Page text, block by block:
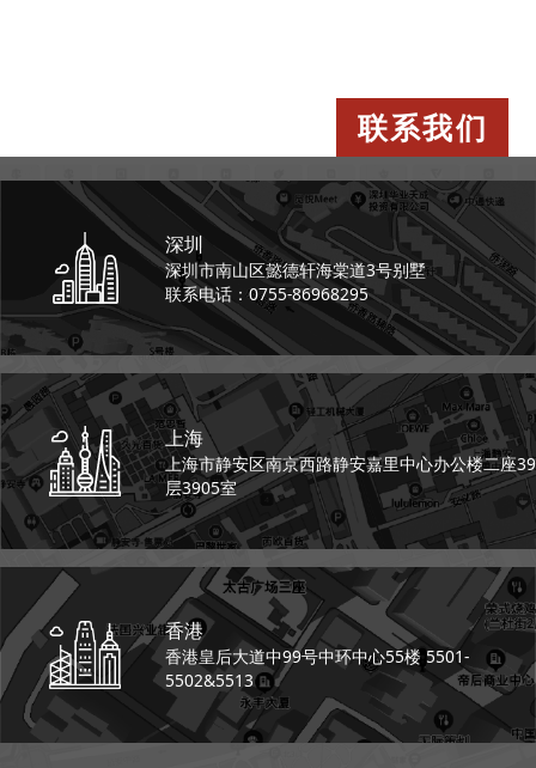
联系我们
深圳
深圳市南山区懿德轩海棠道3号别墅
联系电话：0755-86968295
上海
上海市静安区南京西路静安嘉里中心办公楼二座39
层3905室
香港
香港皇后大道中99号中环中心55楼 5501-
5502&5513